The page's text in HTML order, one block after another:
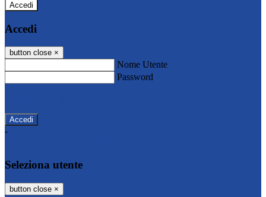
Accedi
Accedi
button close ×
Nome Utente
Password
-
Seleziona utente
button close ×